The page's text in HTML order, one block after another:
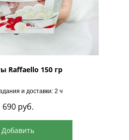
Raffaello 150 гр
и доставки: 2 ч
690 руб.
Добавить